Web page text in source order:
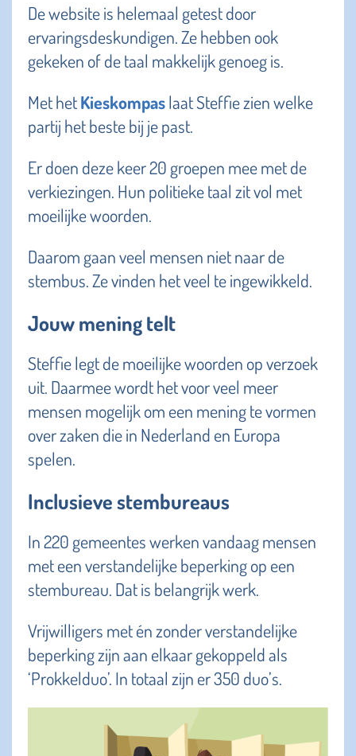
De website is helemaal getest door
ervaringsdeskundigen. Ze hebben ook
gekeken of de taal makkelijk genoeg is.
Met hetKieskompaslaat Steffie zien welke
partij het beste bij je past.
Er doen deze keer 20 groepen mee met de
verkiezingen. Hun politieke taal zit vol met
moeilijke woorden.
Daarom gaan veel mensen niet naar de
stembus. Ze vinden het veel te ingewikkeld.
Jouw mening telt
Steffie legt de moeilijke woorden op verzoek
uit. Daarmee wordt het voor veel meer
mensen mogelijk om een mening te vormen
over zaken die in Nederland en Europa
spelen.
Inclusieve stembureaus
In 220 gemeentes werken vandaag mensen
met een verstandelijke beperking op een
stembureau. Dat is belangrijk werk.
Vrijwilligers met én zonder verstandelijke
beperking zijn aan elkaar gekoppeld als
‘Prokkelduo’. In totaal zijn er 350 duo’s.